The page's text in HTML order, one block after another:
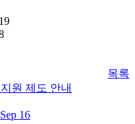
목록
원 제도 안내
16